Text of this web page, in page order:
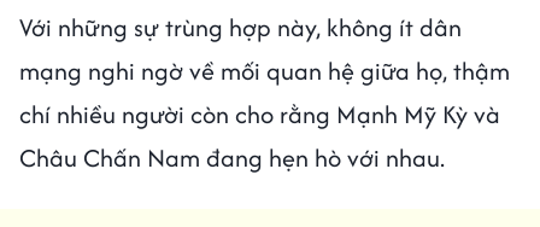
Với những sự trùng hợp này, không ít dân
mạng nghi ngờ về mối quan hệ giữa họ, thậm
chí nhiều người còn cho rằng Mạnh Mỹ Kỳ và
Châu Chấn Nam đang hẹn hò với nhau.